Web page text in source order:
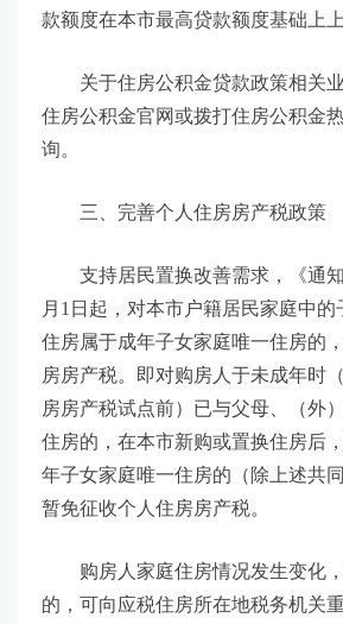
款额度在本市最高贷款额度基础上上
关于住房公积金贷款政策相关业
住房公积金官网或拨打住房公积金
询。
三、完善个人住房房产税政策
支持居民置换改善需求，《通知
月1日起，对本市户籍居民家庭中
住房属于成年子女家庭唯一住房的
房房产税。即对购房人于未成年时
房房产税试点前）已与父母、（外
住房的，在本市新购或置换住房后
年子女家庭唯一住房的（除上述共
暂免征收个人住房房产税。
购房人家庭住房情况发生变化，
的，可向应税住房所在地税务机关